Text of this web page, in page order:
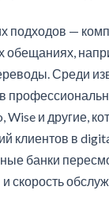
подходов —
обещаниях,
Среди
Wise и другие,
клиентов в
банки
скорость